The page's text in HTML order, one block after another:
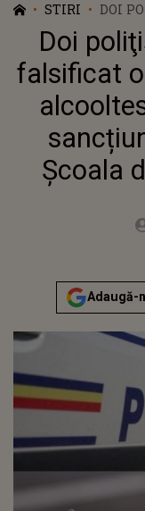
STIRI
DOI
Doi
falsificat
Școala
Adaugă-